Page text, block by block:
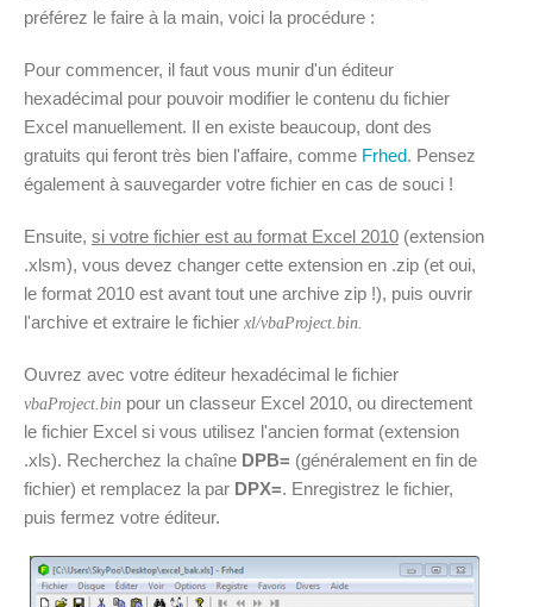
préférez le faire à la main, voici la procédure :
Pour commencer, il faut vous munir d'un éditeur
hexadécimal pour pouvoir modifier le contenu du fichier
Excel manuellement. Il en existe beaucoup, dont des
gratuits qui feront très bien l'affaire, comme Frhed. Pensez
également à sauvegarder votre fichier en cas de souci !
Ensuite, si votre fichier est au format Excel 2010 (extension
.xlsm), vous devez changer cette extension en .zip (et oui,
le format 2010 est avant tout une archive zip !), puis ouvrir
l'archive et extraire le fichier xl/vbaProject.bin.
Ouvrez avec votre éditeur hexadécimal le fichier
vbaProject.bin pour un classeur Excel 2010, ou directement
le fichier Excel si vous utilisez l'ancien format (extension
.xls). Recherchez la chaîne DPB= (généralement en fin de
fichier) et remplacez la par DPX=. Enregistrez le fichier,
puis fermez votre éditeur.